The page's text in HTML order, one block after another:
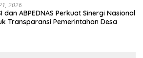
2026
dan ABPEDNAS Perkuat Sinergi Nasional
Transparansi Pemerintahan Desa